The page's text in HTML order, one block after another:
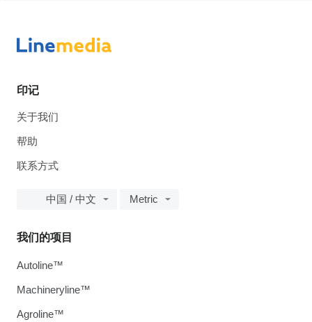
印记
关于我们
帮助
联系方式
中国 / 中文 Metric
我们的项目
Autoline™
Machineryline™
Agroline™